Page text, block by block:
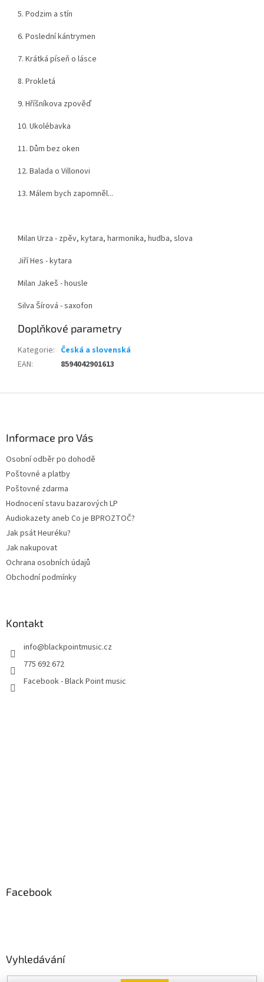
5. Podzim a stín
6. Poslední kántrymen
7. Krátká píseň o lásce
8. Prokletá
9. Hříšníkova zpověď
10. Ukolébavka
11. Dům bez oken
12. Balada o Villonovi
13. Málem bych zapomněl...
Milan Urza - zpěv, kytara, harmonika, hudba, slova
Jiří Hes - kytara
Milan Jakeš - housle
Silva Šírová - saxofon
Doplňkové parametry
Kategorie: Česká a slovenská
EAN: 8594042901613
Informace pro Vás
Osobní odběr po dohodě
Poštovné a platby
Poštovné zdarma
Hodnocení stavu bazarových LP
Audiokazety aneb Co je BPROZTOČ?
Jak psát Heuréku?
Jak nakupovat
Ochrana osobních údajů
Obchodní podmínky
Kontakt
info@blackpointmusic.cz
775 692 672
Facebook - Black Point music
Facebook
Vyhledávání